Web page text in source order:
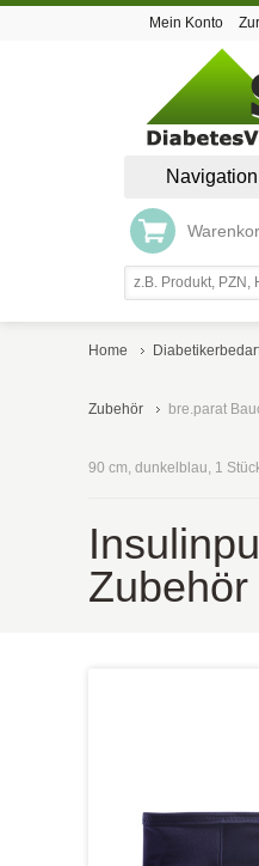
Mein Konto
Navigation
Home
Zubehör bre.parat
90 cm, dunkelblau, 1
Zubehör